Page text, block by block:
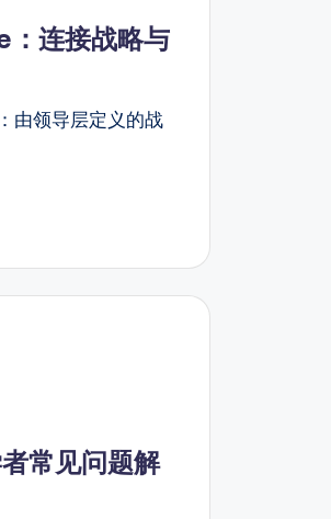
连接战略与
由领导层定义的战
常见问题解